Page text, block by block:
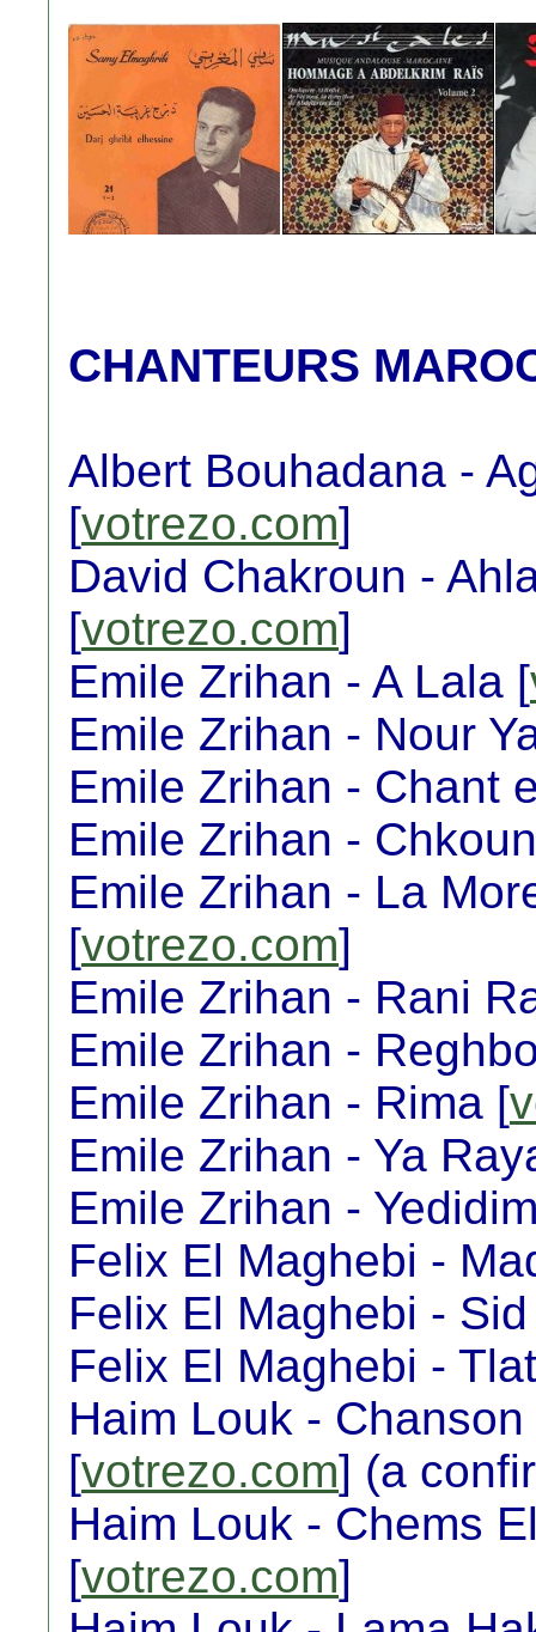
CHANTEURS
Albert Bouhadana -
[votrezo.com]
David Chakroun -
[votrezo.com]
Emile Zrihan - A Lala [
Emile Zrihan - Nour
Emile Zrihan - Chant
Emile Zrihan -
Emile Zrihan - La
[votrezo.com]
Emile Zrihan - Rani
Emile Zrihan -
Emile Zrihan - Rima [
Emile Zrihan - Ya
Emile Zrihan -
Felix El Maghebi -
Felix El Maghebi -
Felix El Maghebi -
Haim Louk -
[votrezo.com] (a
Haim Louk - Chems
[votrezo.com]